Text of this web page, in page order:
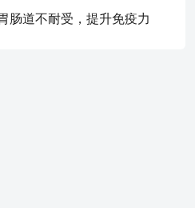
肠道不耐受，提升免疫力